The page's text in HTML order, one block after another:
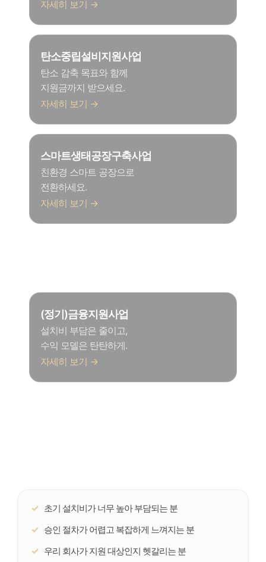
자세히 보기 →
탄소중립설비지원사업
탄소 감축 목표와 함께
지원금까지 받으세요.
자세히 보기 →
스마트생태공장구축사업
친환경 스마트 공장으로
전환하세요.
자세히 보기 →
(정기)금융지원사업
설치비 부담은 줄이고,
수익 모델은 탄탄하게.
자세히 보기 →
초기 설치비가 너무 높아 부담되는 분
승인 절차가 어렵고 복잡하게 느껴지는 분
우리 회사가 지원 대상인지 헷갈리는 분